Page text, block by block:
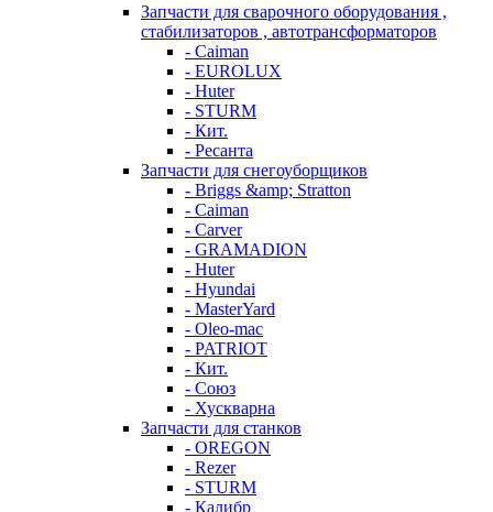
Запчасти для сварочного оборудования ,
стабилизаторов , автотрансформаторов
- Caiman
- EUROLUX
- Huter
- STURM
- Кит.
- Ресанта
Запчасти для снегоуборщиков
- Briggs &amp; Stratton
- Caiman
- Carver
- GRAMADION
- Huter
- Hyundai
- MasterYard
- Oleo-mac
- PATRIOT
- Кит.
- Союз
- Хускварна
Запчасти для станков
- OREGON
- Rezer
- STURM
- Калибр